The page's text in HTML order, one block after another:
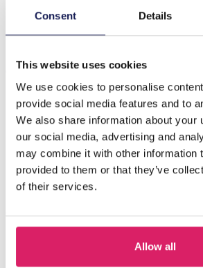
Consent Details
This website uses cookies
We use cookies to personalise
provide social media features and to
We also share information about your
our social media, advertising and
may combine it with other information
provided to them or that they’ve
of their services.
Allow all
G-D4.3 ANK2620-051-5
Anderen kochten ook
Q-D7.2 T2405-016 Knitted Positive